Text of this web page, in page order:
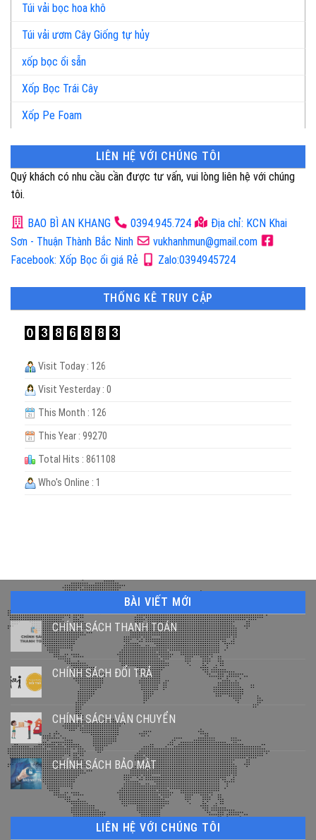
Túi vải bọc hoa khô
Túi vải ươm Cây Giống tự hủy
xốp bọc ổi sẵn
Xốp Bọc Trái Cây
Xốp Pe Foam
LIÊN HỆ VỚI CHÚNG TÔI
Quý khách có nhu cầu cần được tư vấn, vui lòng liên hệ với chúng
tôi.
BAO BÌ AN KHANG 0394.945.724
Địa chỉ: KCN Khai
Sơn - Thuận Thành Bắc Ninh
vukhanhmun@gmail.com
Facebook: Xốp Bọc ổi giá Rẻ
Zalo:0394945724
THỐNG KÊ TRUY CẬP
Visit Today : 126
Visit Yesterday : 0
This Month : 126
This Year : 99270
Total Hits : 861108
Who's Online : 1
BÀI VIẾT MỚI
CHÍNH SÁCH THANH TOÁN
CHÍNH SÁCH ĐỔI TRẢ
CHÍNH SÁCH VẬN CHUYỂN
CHÍNH SÁCH BẢO MẬT
LIÊN HỆ VỚI CHÚNG TÔI